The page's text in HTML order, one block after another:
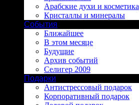
Арабские духи и косметика
Кристаллы и минералы
События
Ближайшее
В этом месяце
Будущие
Архив событий
Селигер 2009
Подарки
Антистрессовый подарок
Корпоративный подарок